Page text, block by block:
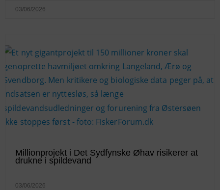
03/06/2026
Millionprojekt i Det Sydfynske Øhav risikerer at
drukne i spildevand
03/06/2026